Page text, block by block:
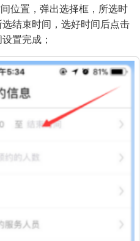
位置，弹出选择框，所选时
结束时间，选好时间后点击
置完成；